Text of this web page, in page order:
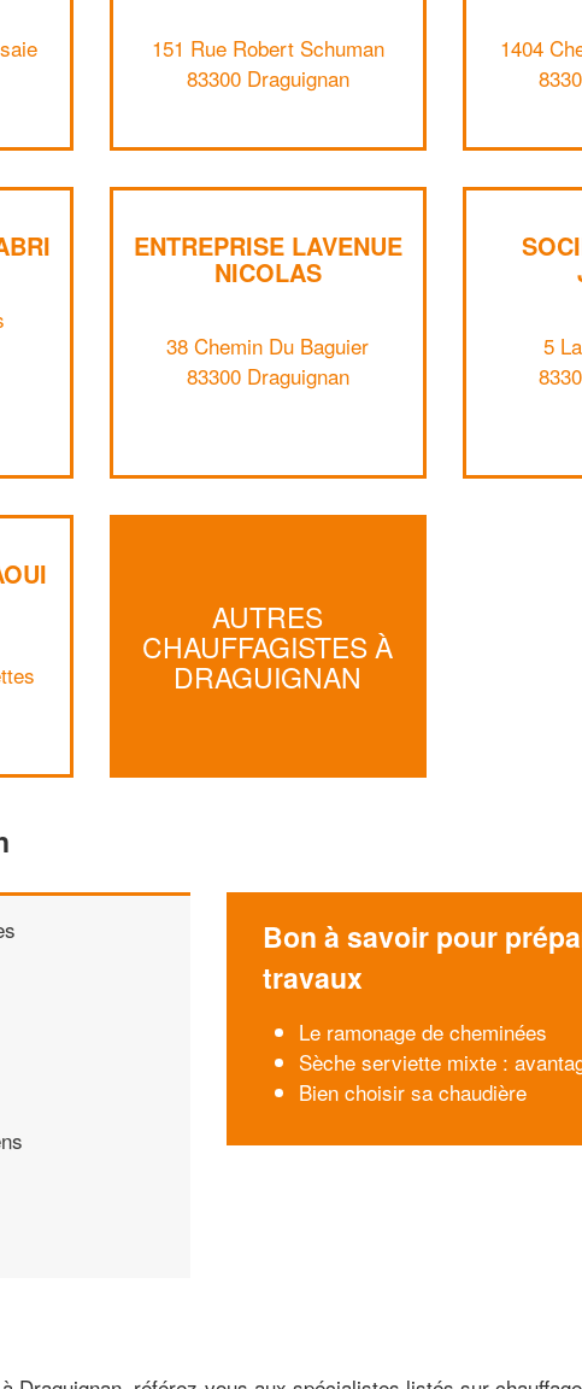
151 Rue Robert Schuman
83300 Draguignan
1404
ENTREPRISE LAVENUE
NICOLAS
38 Chemin Du Baguier
83300 Draguignan
5
AUTRES
CHAUFFAGISTES À
DRAGUIGNAN
Bon à savoir pour
travaux
Le ramonage de cheminées
Sèche serviette mixte :
Bien choisir sa chaudière